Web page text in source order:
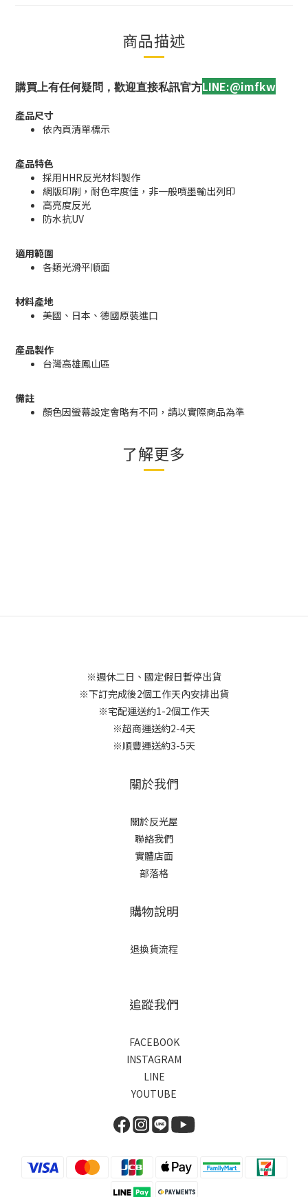
商品描述
購買上有任何疑問，歡迎直接私訊官方LINE:@imfkw
產品尺寸
依內頁清單標示
產品特色
採用HHR反光材料製作
網版印刷，耐色牢度佳，非一般噴墨輸出列印
高亮度反光
防水抗UV
適用範圍
各類光滑平順面
材料產地
美國、日本、德國原裝進口
產品製作
台灣高雄鳳山區
備註
顏色因螢幕設定會略有不同，請以實際商品為準
了解更多
※週休二日、國定假日暫停出貨
※下訂完成後2個工作天內安排出貨
※宅配運送約1-2個工作天
※超商運送約2-4天
※順豐運送約3-5天
關於我們
關於反光屋
聯絡我們
實體店面
部落格
購物說明
退換貨流程
追蹤我們
FACEBOOK
INSTAGRAM
LINE
YOUTUBE